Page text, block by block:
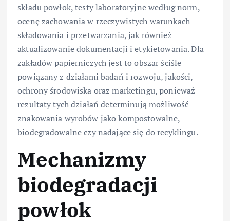
składu powłok, testy laboratoryjne według norm,
ocenę zachowania w rzeczywistych warunkach
składowania i przetwarzania, jak również
aktualizowanie dokumentacji i etykietowania. Dla
zakładów papierniczych jest to obszar ściśle
powiązany z działami badań i rozwoju, jakości,
ochrony środowiska oraz marketingu, ponieważ
rezultaty tych działań determinują możliwość
znakowania wyrobów jako kompostowalne,
biodegradowalne czy nadające się do recyklingu.
Mechanizmy
biodegradacji
powłok